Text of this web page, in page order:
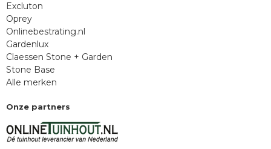
Excluton
Oprey
Onlinebestrating.nl
Gardenlux
Claessen Stone + Garden
Stone Base
Alle merken
Onze partners